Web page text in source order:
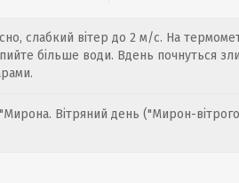
слабкий вітер до 2 м/с. На
більше води. Вдень почнуться
"Мирона. Вітряний день ("Мирон-